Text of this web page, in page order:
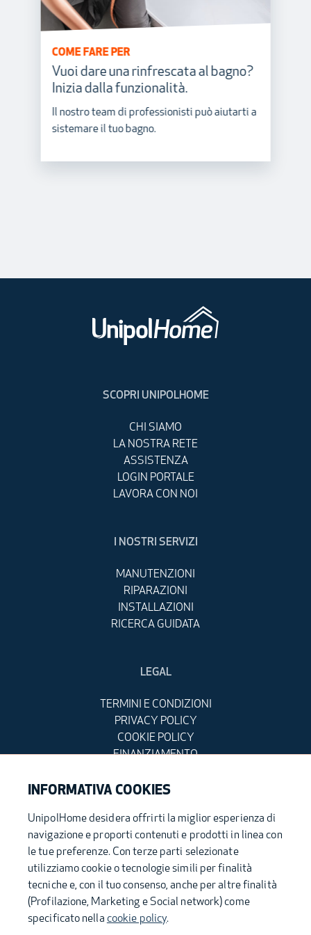
COME FARE PER
Vuoi dare una rinfrescata al bagno?
Inizia dalla funzionalità.
Il nostro team di professionisti può aiutarti a
sistemare il tuo bagno.
SCOPRI UNIPOLHOME
CHI SIAMO
LA NOSTRA RETE
ASSISTENZA
LOGIN PORTALE
LAVORA CON NOI
I NOSTRI SERVIZI
MANUTENZIONI
RIPARAZIONI
INSTALLAZIONI
RICERCA GUIDATA
LEGAL
TERMINI E CONDIZIONI
PRIVACY POLICY
COOKIE POLICY
FINANZIAMENTO
UnipolHome S.p.A. - Sede Legale: via Stalingrado, 37 - 40128 Bologna (Italia) -
unipolhome@pec.unipol.it - Capitale sociale i.v. Euro 200.000,00 - Registro
561997
Parte del gruppo
INFORMATIVA COOKIES
UnipolHome desidera offrirti la miglior esperienza di
navigazione e proporti contenuti e prodotti in linea con
le tue preferenze. Con terze parti selezionate
utilizziamo cookie o tecnologie simili per finalità
tecniche e, con il tuo consenso, anche per altre finalità
(Profilazione, Marketing e Social network) come
specificato nella cookie policy.